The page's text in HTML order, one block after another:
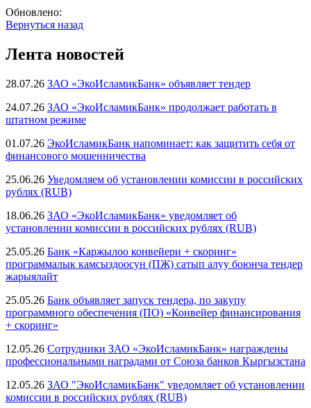
Обновлено:
Вернуться назад
Лента новостей
28.07.26 ЗАО «ЭкоИсламикБанк» объявляет тендер
24.07.26 ЗАО «ЭкоИсламикБанк» продолжает работать в
штатном режиме
01.07.26 ЭкоИсламикБанк напоминает: как защитить себя от
финансового мошенничества
25.06.26 Уведомляем об установлении комиссии в российских
рублях (RUB)
18.06.26 ЗАО «ЭкоИсламикБанк» уведомляет об
установлении комиссии в российских рублях (RUB)
25.05.26 Банк «Каржылоо конвейери + скоринг»
программалык камсыздоосун (ПЖ) сатып алуу боюнча тендер
жарыялайт
25.05.26 Банк объявляет запуск тендера, по закупу
программного обеспечения (ПО) «Конвейер финансирования
+ скоринг»
12.05.26 Сотрудники ЗАО «ЭкоИсламикБанк» награждены
профессиональными наградами от Союза банков Кыргызстана
12.05.26 ЗАО "ЭкоИсламикБанк" уведомляет об установлении
комиссии в российских рублях (RUB)